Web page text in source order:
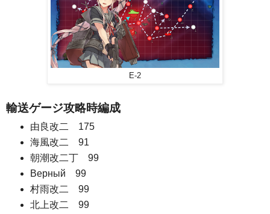
E-2
輸送ゲージ攻略時編成
由良改二 175
海風改二 91
朝潮改二丁 99
Верный 99
村雨改二 99
北上改二 99